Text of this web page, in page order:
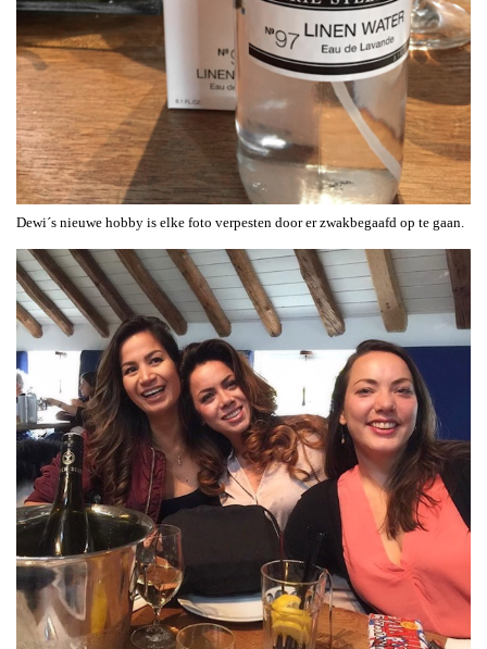
Dewi´s nieuwe hobby is elke foto verpesten door er zwakbegaafd op te gaan.